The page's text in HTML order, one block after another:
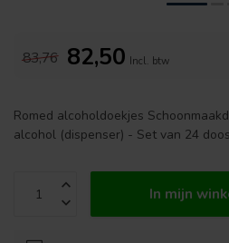
83,76 82,50 Incl. btw
Romed alcoholdoekjes
alcohol (dispenser) - Set van 24
In mijn